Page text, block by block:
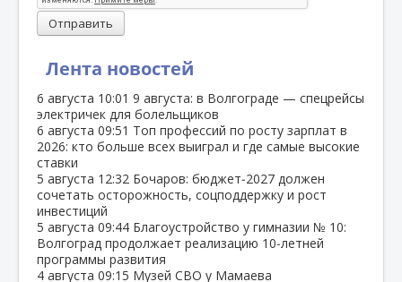
Лента новостей
6 августа 10:01 9 августа: в Волгограде — спецрейсы
электричек для болельщиков
6 августа 09:51 Топ профессий по росту зарплат в
2026: кто больше всех выиграл и где самые высокие
ставки
5 августа 12:32 Бочаров: бюджет‑2027 должен
сочетать осторожность, соцподдержку и рост
инвестиций
5 августа 09:44 Благоустройство у гимназии № 10:
Волгоград продолжает реализацию 10‑летней
программы развития
4 августа 09:15 Музей СВО у Мамаева
Отправить